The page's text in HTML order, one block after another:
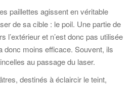
paillettes agissent en véritable
de sa cible : le poil. Une partie de
l’extérieur et n’est donc pas utilisée
donc moins efficace. Souvent, ils
au passage du laser.
destinés à éclaircir le teint,